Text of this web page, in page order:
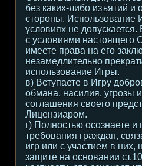
без каких-либо изъятий
стороны. Использование
условиях не
с условиями настоящего
имеете права на его
незамедлительно
использование Игры.
в) Вступаете в Игру
обмана, насилия, угрозы
соглашения своего
Лицензиаром.
г) Полностью осознаете и
требования граждан,
игр или с участием в них,
защите на основании